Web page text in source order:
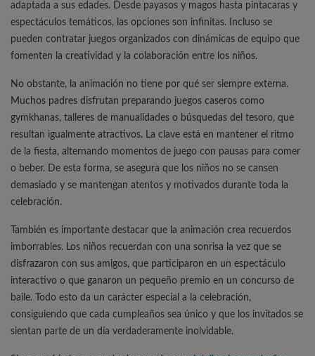
adaptada a sus edades. Desde payasos y magos hasta pintacaras y
espectáculos temáticos, las opciones son infinitas. Incluso se
pueden contratar juegos organizados con dinámicas de equipo que
fomenten la creatividad y la colaboración entre los niños.
No obstante, la animación no tiene por qué ser siempre externa.
Muchos padres disfrutan preparando juegos caseros como
gymkhanas, talleres de manualidades o búsquedas del tesoro, que
resultan igualmente atractivos. La clave está en mantener el ritmo
de la fiesta, alternando momentos de juego con pausas para comer
o beber. De esta forma, se asegura que los niños no se cansen
demasiado y se mantengan atentos y motivados durante toda la
celebración.
También es importante destacar que la animación crea recuerdos
imborrables. Los niños recuerdan con una sonrisa la vez que se
disfrazaron con sus amigos, que participaron en un espectáculo
interactivo o que ganaron un pequeño premio en un concurso de
baile. Todo esto da un carácter especial a la celebración,
consiguiendo que cada cumpleaños sea único y que los invitados se
sientan parte de un día verdaderamente inolvidable.